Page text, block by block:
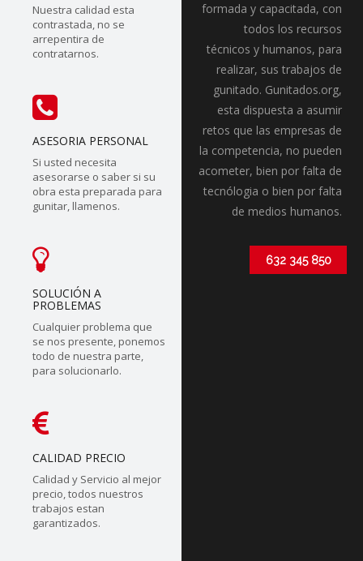
Nuestra calidad esta
contrastada, no se
arrepentira de
contratarnos.
ASESORIA PERSONAL
Si usted necesita
asesorarse o saber si su
obra esta preparada para
gunitar, llamenos.
SOLUCIÓN A
PROBLEMAS
Cualquier problema que
se nos presente, ponemos
todo de nuestra parte,
para solucionarlo.
CALIDAD PRECIO
Calidad y Servicio al mejor
precio, todos nuestros
trabajos estan
garantizados.
formada y capacitada, con
todos los recursos
técnicos y humanos, para
realizar, sus trabajos de
gunitado. Gunitados.org,
esta dispuesta a asumir
retos que las empresas de
la competencia, no pueden
acometer, bien por falta de
tecnólogia o bien por falta
de medios humanos.
632 345 850